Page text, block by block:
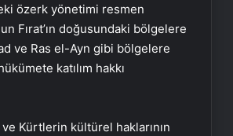
özerk yönetimi resmen
Fırat’ın doğusundaki bölgelere
ve Ras el-Ayn gibi bölgelere
katılım hakkı
Kürtlerin kültürel haklarının